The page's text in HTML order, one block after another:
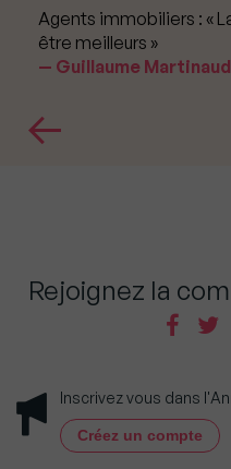
Agents immobiliers : «
être meilleurs »
Guillaume
Rejoignez la
Inscrivez vous dans
Créez un compte